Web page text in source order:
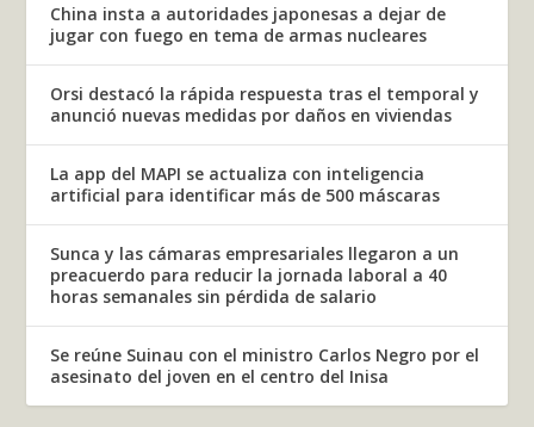
China insta a autoridades japonesas a dejar de
jugar con fuego en tema de armas nucleares
Orsi destacó la rápida respuesta tras el temporal y
anunció nuevas medidas por daños en viviendas
La app del MAPI se actualiza con inteligencia
artificial para identificar más de 500 máscaras
Sunca y las cámaras empresariales llegaron a un
preacuerdo para reducir la jornada laboral a 40
horas semanales sin pérdida de salario
Se reúne Suinau con el ministro Carlos Negro por el
asesinato del joven en el centro del Inisa